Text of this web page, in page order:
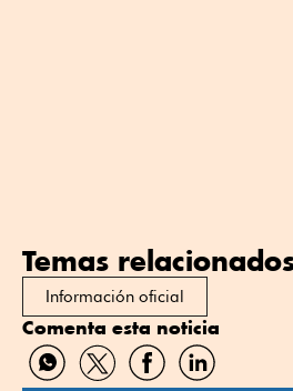
Temas
Información oficial
Comenta esta noticia
CompartirCompartirCompartirCompartir